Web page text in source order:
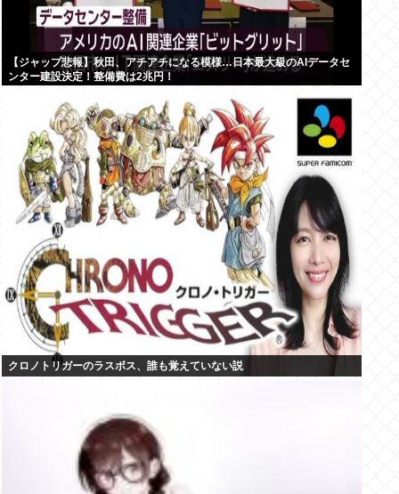
【ジャップ悲報】秋田、アチアチになる模様…日本最大級のAIデータセ
ンター建設決定！整備費は2兆円！
クロノトリガーのラスボス、誰も覚えていない説